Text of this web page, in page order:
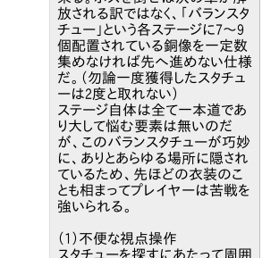
放される訳ではなく、「バランスタ
チュー」という各ステージに7～9
個配置されている銅像を一定数
集めなければ先へ進めない仕様
だ。（勿論一度獲得したスタチュ
ーは2度と取れない）
ステージ自体は全て一本道であ
り大して悩む要素は無いのだ
が、このバランスタチューが巧妙
に、ありとあらゆる場所に隠され
ているため、先ほどの衣装のこ
とも相まってプレイヤーは苦戦を
強いられる。
（1）不便な視点操作
スタチューを探すにあたって周囲